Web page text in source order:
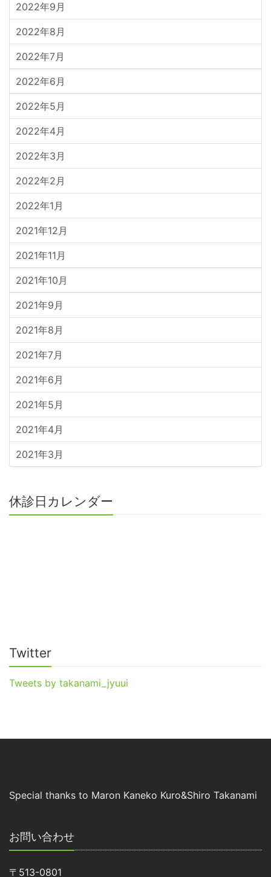
2022年9月
2022年8月
2022年7月
2022年6月
2022年5月
2022年4月
2022年3月
2022年2月
2022年1月
2021年12月
2021年11月
2021年10月
2021年9月
2021年8月
2021年7月
2021年6月
2021年5月
2021年4月
2021年3月
休診日カレンダー
Twitter
Tweets by takanami_jyuui
Special thanks to Maron Kaneko Kuro&Shiro Takanami
お問い合わせ
〒513-0801